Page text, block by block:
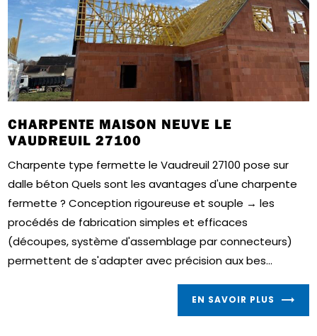
CHARPENTE MAISON NEUVE LE
VAUDREUIL 27100
Charpente type fermette le Vaudreuil 27100 pose sur
dalle béton Quels sont les avantages d'une charpente
fermette ? Conception rigoureuse et souple → les
procédés de fabrication simples et efficaces
(découpes, système d'assemblage par connecteurs)
permettent de s'adapter avec précision aux bes...
EN SAVOIR PLUS